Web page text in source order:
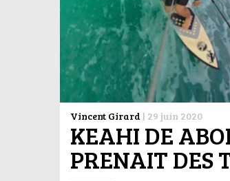
Vincent Girard | 29 juin 2020
KEAHI DE
PRENAIT DES